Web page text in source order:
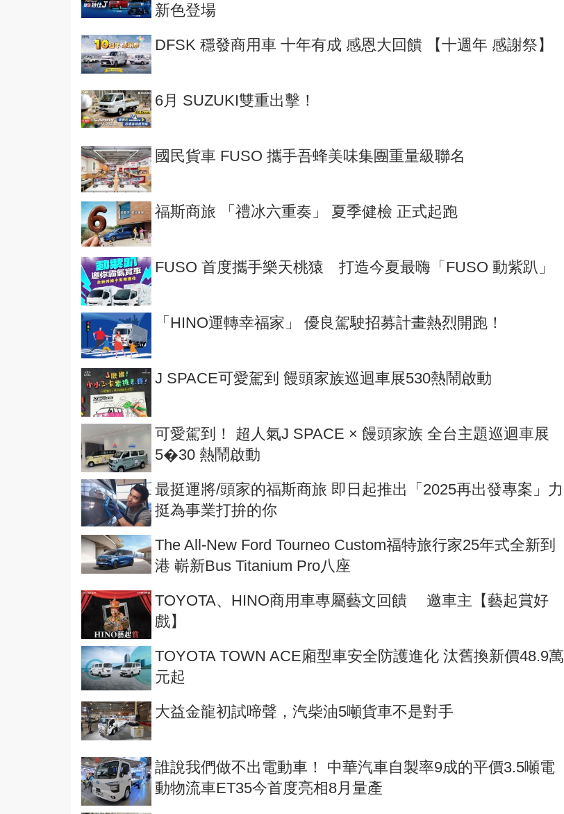
新色登場
DFSK 穩發商用車 十年有成 感恩大回饋 【十週年 感謝祭】
6月 SUZUKI雙重出擊！
國民貨車 FUSO 攜手吾蜂美味集團重量級聯名
福斯商旅 「禮冰六重奏」 夏季健檢 正式起跑
FUSO 首度攜手樂天桃猿 打造今夏最嗨「FUSO 動紫趴」
「HINO運轉幸福家」 優良駕駛招募計畫熱烈開跑！
J SPACE可愛駕到 饅頭家族巡迴車展530熱鬧啟動
可愛駕到！ 超人氣J SPACE × 饅頭家族 全台主題巡迴車展
5�30 熱鬧啟動
最挺運將/頭家的福斯商旅 即日起推出「2025再出發專案」力
挺為事業打拚的你
The All-New Ford Tourneo Custom福特旅行家25年式全新到
港 嶄新Bus Titanium Pro八座
TOYOTA、HINO商用車專屬藝文回饋 邀車主【藝起賞好
戲】
TOYOTA TOWN ACE廂型車安全防護進化 汰舊換新價48.9萬
元起
大益金龍初試啼聲，汽柴油5噸貨車不是對手
誰說我們做不出電動車！ 中華汽車自製率9成的平價3.5噸電
動物流車ET35今首度亮相8月量產